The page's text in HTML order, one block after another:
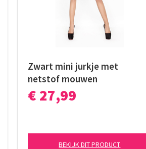
Zwart mini jurkje met
netstof mouwen
€ 27,99
BEKIJK DIT PRODUCT